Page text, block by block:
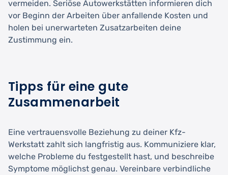
vermeiden. Seriöse Autowerkstätten informieren dich
vor Beginn der Arbeiten über anfallende Kosten und
holen bei unerwarteten Zusatzarbeiten deine
Zustimmung ein.
Tipps für eine gute
Zusammenarbeit
Eine vertrauensvolle Beziehung zu deiner Kfz-
Werkstatt zahlt sich langfristig aus. Kommuniziere klar,
welche Probleme du festgestellt hast, und beschreibe
Symptome möglichst genau. Vereinbare verbindliche